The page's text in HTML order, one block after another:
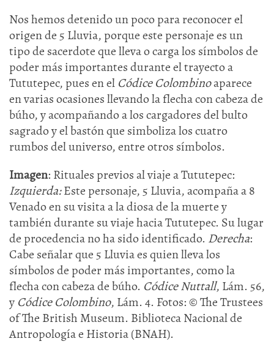
Nos hemos detenido un poco para reconocer el
origen de 5 Lluvia, porque este personaje es un
tipo de sacerdote que lleva o carga los símbolos de
poder más importantes durante el trayecto a
Tututepec, pues en el Códice Colombinoaparece
en varias ocasiones llevando la flecha con cabeza de
búho, y acompañando a los cargadores del bulto
sagrado y el bastón que simboliza los cuatro
rumbos del universo, entre otros símbolos.
Imagen: Rituales previos al viaje a Tututepec:
Izquierda:Este personaje, 5 Lluvia, acompaña a 8
Venado en su visita a la diosa de la muerte y
también durante su viaje hacia Tututepec. Su lugar
de procedencia no ha sido identificado. Derecha:
Cabe señalar que 5 Lluvia es quien lleva los
símbolos de poder más importantes, como la
flecha con cabeza de búho. Códice Nuttall, Lám. 56,
y Códice Colombino, Lám. 4. Fotos: © The Trustees
of The British Museum. Biblioteca Nacional de
Antropología e Historia (BNAH).